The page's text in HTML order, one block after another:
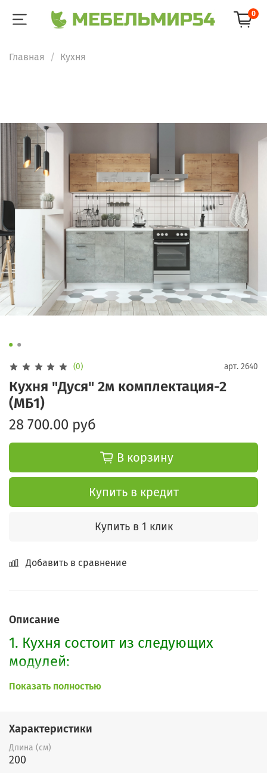
0
Главная Кухня
(0) арт. 2640
Кухня "Дуся" 2м комплектация-2
(МБ1)
28 700.00 руб
В корзину
Купить в кредит
Купить в 1 клик
Добавить в сравнение
Описание
1. Кухня состоит из следующих
модулей:
1) Стол нижний с 3мя ящиками
2) Стол нижний с полкой шириной
800мм+ столешница;
Показать полностью
Характеристики
Длина (см)
200